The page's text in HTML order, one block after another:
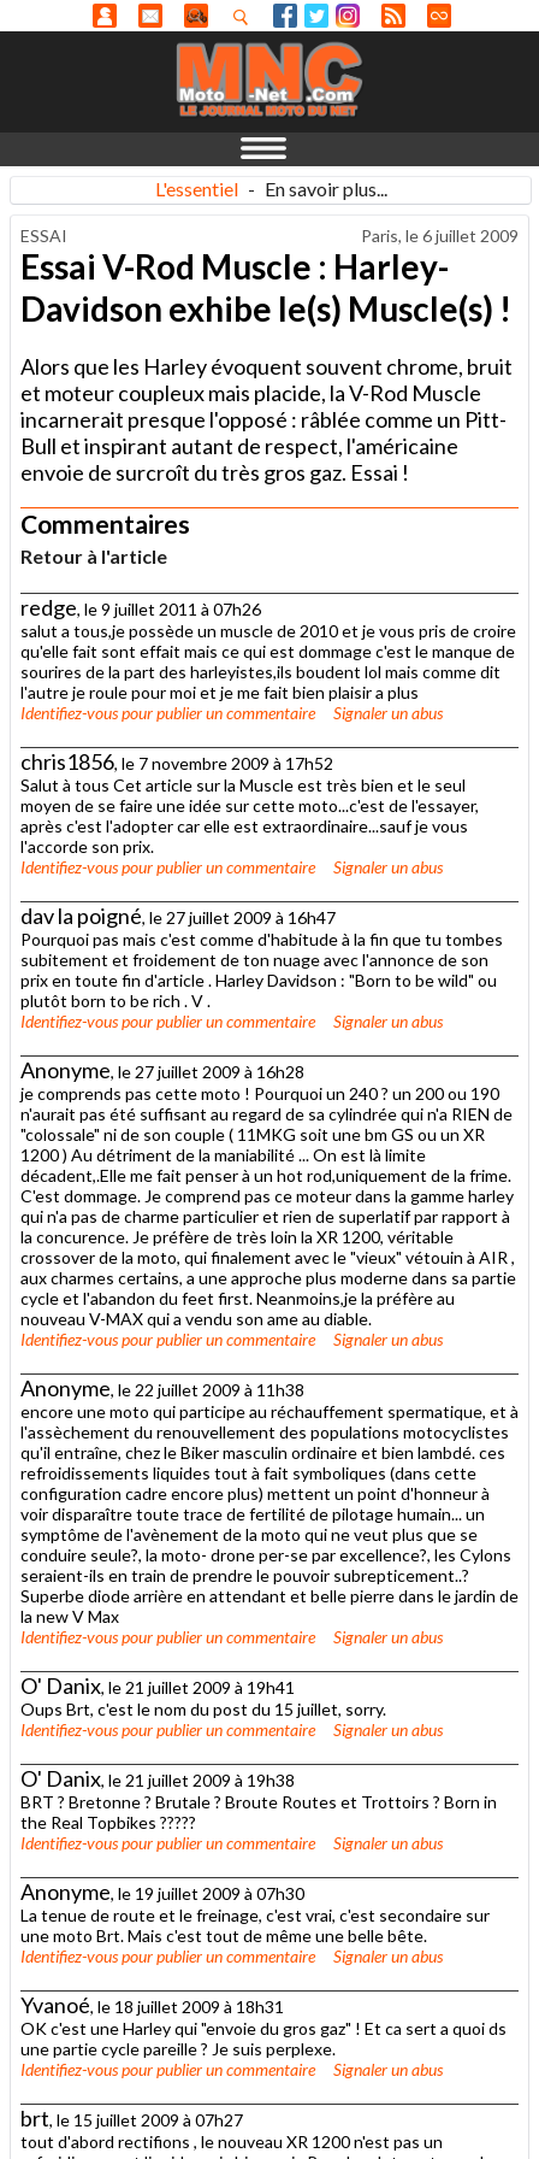
L'essentiel - En savoir plus...
ESSAI Paris, le6 juillet 2009
Essai V-Rod Muscle : Harley-
Davidson exhibe le(s) Muscle(s) !
Alors que les Harley évoquent souvent chrome, bruit
et moteur coupleux mais placide, la V-Rod Muscle
incarnerait presque l'opposé : râblée comme un Pitt-
Bull et inspirant autant de respect, l'américaine
envoie de surcroît du très gros gaz. Essai !
Commentaires
Retour à l'article
redge, le 9 juillet 2011 à 07h26
salut a tous,je possède un muscle de 2010 et je vous pris de croire
qu'elle fait sont effait mais ce qui est dommage c'est le manque de
sourires de la part des harleyistes,ils boudent lol mais comme dit
l'autre je roule pour moi et je me fait bien plaisir a plus
Identifiez-vouspour publier un commentaire Signaler un abus
chris1856, le 7 novembre 2009 à 17h52
Salut à tous Cet article sur la Muscle est très bien et le seul
moyen de se faire une idée sur cette moto...c'est de l'essayer,
après c'est l'adopter car elle est extraordinaire...sauf je vous
l'accorde son prix.
Identifiez-vouspour publier un commentaire Signaler un abus
dav la poigné, le 27 juillet 2009 à 16h47
Pourquoi pas mais c'est comme d'habitude à la fin que tu tombes
subitement et froidement de ton nuage avec l'annonce de son
prix en toute fin d'article . Harley Davidson : "Born to be wild" ou
plutôt born to be rich . V .
Identifiez-vouspour publier un commentaire Signaler un abus
Anonyme, le 27 juillet 2009 à 16h28
je comprends pas cette moto ! Pourquoi un 240 ? un 200 ou 190
n'aurait pas été suffisant au regard de sa cylindrée qui n'a RIEN de
"colossale" ni de son couple ( 11MKG soit une bm GS ou un XR
1200 ) Au détriment de la maniabilité ... On est là limite
décadent,.Elle me fait penser à un hot rod,uniquement de la frime.
C'est dommage. Je comprend pas ce moteur dans la gamme harley
qui n'a pas de charme particulier et rien de superlatif par rapport à
la concurence. Je préfère de très loin la XR 1200, véritable
crossover de la moto, qui finalement avec le "vieux" vétouin à AIR ,
aux charmes certains, a une approche plus moderne dans sa partie
cycle et l'abandon du feet first. Neanmoins,je la préfère au
nouveau V-MAX qui a vendu son ame au diable.
Identifiez-vouspour publier un commentaire Signaler un abus
Anonyme, le 22 juillet 2009 à 11h38
encore une moto qui participe au réchauffement spermatique, et à
l'assèchement du renouvellement des populations motocyclistes
qu'il entraîne, chez le Biker masculin ordinaire et bien lambdé. ces
refroidissements liquides tout à fait symboliques (dans cette
configuration cadre encore plus) mettent un point d'honneur à
voir disparaître toute trace de fertilité de pilotage humain... un
symptôme de l'avènement de la moto qui ne veut plus que se
conduire seule?, la moto- drone per-se par excellence?, les Cylons
seraient-ils en train de prendre le pouvoir subrepticement..?
Superbe diode arrière en attendant et belle pierre dans le jardin de
la new V Max
Identifiez-vouspour publier un commentaire Signaler un abus
O' Danix, le 21 juillet 2009 à 19h41
Oups Brt, c'est le nom du post du 15 juillet, sorry.
Identifiez-vouspour publier un commentaire Signaler un abus
O' Danix, le 21 juillet 2009 à 19h38
BRT ? Bretonne ? Brutale ? Broute Routes et Trottoirs ? Born in
the Real Topbikes ?????
Identifiez-vouspour publier un commentaire Signaler un abus
Anonyme, le 19 juillet 2009 à 07h30
La tenue de route et le freinage, c'est vrai, c'est secondaire sur
une moto Brt. Mais c'est tout de même une belle bête.
Identifiez-vouspour publier un commentaire Signaler un abus
Yvanoé, le 18 juillet 2009 à 18h31
OK c'est une Harley qui "envoie du gros gaz" ! Et ca sert a quoi ds
une partie cycle pareille ? Je suis perplexe.
Identifiez-vouspour publier un commentaire Signaler un abus
brt, le 15 juillet 2009 à 07h27
tout d'abord rectifions , le nouveau XR 1200 n'est pas un